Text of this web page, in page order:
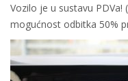
Vozilo je u sustavu
mogućnost odbitka 50%